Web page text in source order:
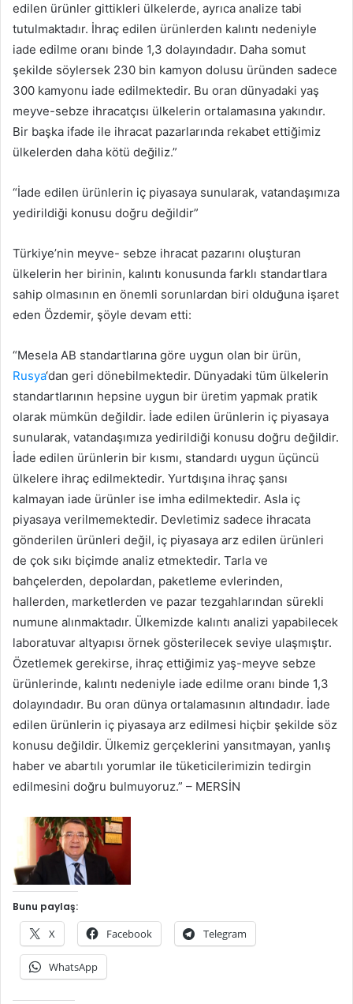
edilen ürünler gittikleri ülkelerde, ayrıca analize tabi
tutulmaktadır. İhraç edilen ürünlerden kalıntı nedeniyle
iade edilme oranı binde 1,3 dolayındadır. Daha somut
şekilde söylersek 230 bin kamyon dolusu üründen sadece
300 kamyonu iade edilmektedir. Bu oran dünyadaki yaş
meyve-sebze ihracatçısı ülkelerin ortalamasına yakındır.
Bir başka ifade ile ihracat pazarlarında rekabet ettiğimiz
ülkelerden daha kötü değiliz.”
“İade edilen ürünlerin iç piyasaya sunularak, vatandaşımıza
yedirildiği konusu doğru değildir”
Türkiye’nin meyve- sebze ihracat pazarını oluşturan
ülkelerin her birinin, kalıntı konusunda farklı standartlara
sahip olmasının en önemli sorunlardan biri olduğuna işaret
eden Özdemir, şöyle devam etti:
“Mesela AB standartlarına göre uygun olan bir ürün,
Rusya‘dan geri dönebilmektedir. Dünyadaki tüm ülkelerin
standartlarının hepsine uygun bir üretim yapmak pratik
olarak mümkün değildir. İade edilen ürünlerin iç piyasaya
sunularak, vatandaşımıza yedirildiği konusu doğru değildir.
İade edilen ürünlerin bir kısmı, standardı uygun üçüncü
ülkelere ihraç edilmektedir. Yurtdışına ihraç şansı
kalmayan iade ürünler ise imha edilmektedir. Asla iç
piyasaya verilmemektedir. Devletimiz sadece ihracata
gönderilen ürünleri değil, iç piyasaya arz edilen ürünleri
de çok sıkı biçimde analiz etmektedir. Tarla ve
bahçelerden, depolardan, paketleme evlerinden,
hallerden, marketlerden ve pazar tezgahlarından sürekli
numune alınmaktadır. Ülkemizde kalıntı analizi yapabilecek
laboratuvar altyapısı örnek gösterilecek seviye ulaşmıştır.
Özetlemek gerekirse, ihraç ettiğimiz yaş-meyve sebze
ürünlerinde, kalıntı nedeniyle iade edilme oranı binde 1,3
dolayındadır. Bu oran dünya ortalamasının altındadır. İade
edilen ürünlerin iç piyasaya arz edilmesi hiçbir şekilde söz
konusu değildir. Ülkemiz gerçeklerini yansıtmayan, yanlış
haber ve abartılı yorumlar ile tüketicilerimizin tedirgin
edilmesini doğru bulmuyoruz.” – MERSİN
Bunu paylaş:
X Facebook Telegram
WhatsApp